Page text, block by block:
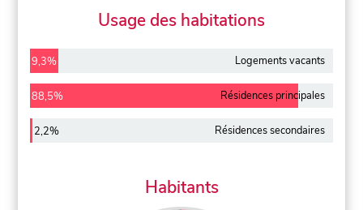
Usage des habitations
9,3% Logements vacants
88,5% Résidences principales
2,2% Résidences secondaires
Habitants